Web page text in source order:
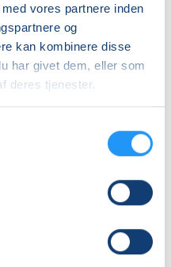
vores partnere inden
og
kan kombinere disse
har givet dem, eller som
deres tjenester.
17.00
, Holbæk